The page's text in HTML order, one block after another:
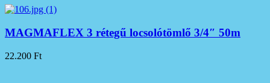
MAGMAFLEX 3 rétegű locsolótömlő 3/4″ 50m
22.200 Ft